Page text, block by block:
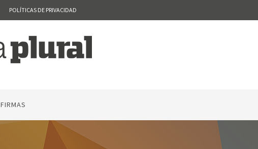
POLÍTICAS DE PRIVACIDAD
FIRMAS